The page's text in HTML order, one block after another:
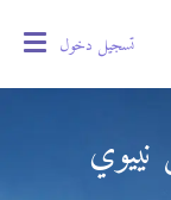
تسجيل دخول